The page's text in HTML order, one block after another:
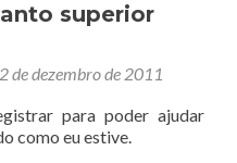
superior
de dezembro de 2011
para poder ajudar
como eu estive.